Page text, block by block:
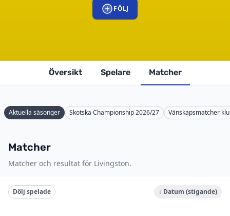
FÖLJ
Översikt Spelare Matcher
Aktuella säsonger Skotska Championship 2026/27 Vänskapsmatcher
Matcher
Matcher och resultat för Livingston.
Dölj spelade ↓ Datum (stigande)